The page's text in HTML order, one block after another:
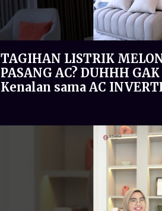
TAGIHAN LISTRIK
PASANG AC? DUHHH
Kenalan sama AC